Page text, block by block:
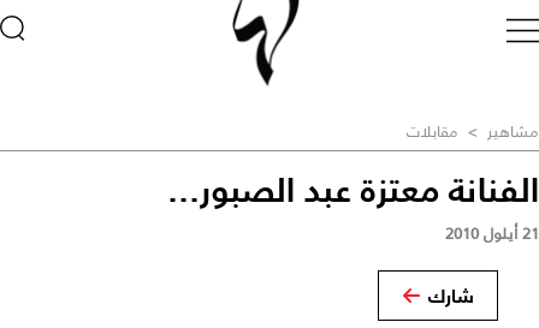
مشاهير > مقابلات
الفنانة معتزة عبد الصبور...
21 أيلول 2010
شارك